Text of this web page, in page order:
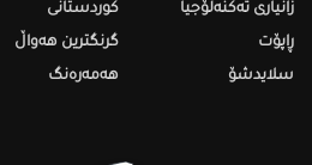
زانیاری تەکنەلۆجیا
ڕاپۆت
سلایدشۆ
کوردستانی
گرنگترین هەواڵ
هەمەرەنگ